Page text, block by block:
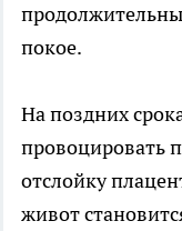
покое.
На поздних
провоцировать
отслойку
живот